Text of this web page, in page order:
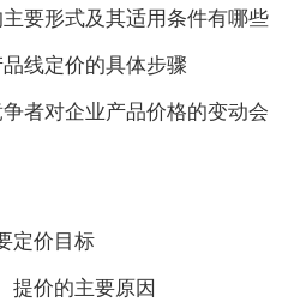
要形式及其适用条件有哪些
线定价的具体步骤
对企业产品价格的变动会
价目标
价的主要原因